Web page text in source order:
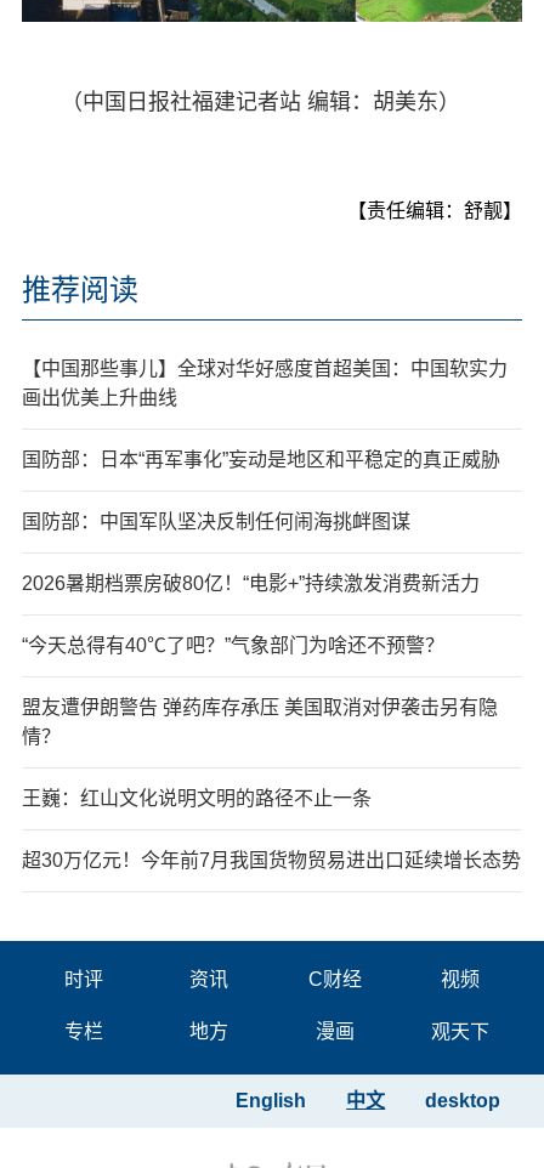
（中国日报社福建记者站 编辑：胡美东）
【责任编辑：舒靓】
推荐阅读
【中国那些事儿】全球对华好感度首超美国：中国软实力
画出优美上升曲线
国防部：日本“再军事化”妄动是地区和平稳定的真正威胁
国防部：中国军队坚决反制任何闹海挑衅图谋
2026暑期档票房破80亿！“电影+”持续激发消费新活力
“今天总得有40℃了吧？”气象部门为啥还不预警？
盟友遭伊朗警告 弹药库存承压 美国取消对伊袭击另有隐
情？
王巍：红山文化说明文明的路径不止一条
超30万亿元！今年前7月我国货物贸易进出口延续增长态势
时评 资讯 C财经 视频
专栏 地方 漫画 观天下
desktop
中文
English